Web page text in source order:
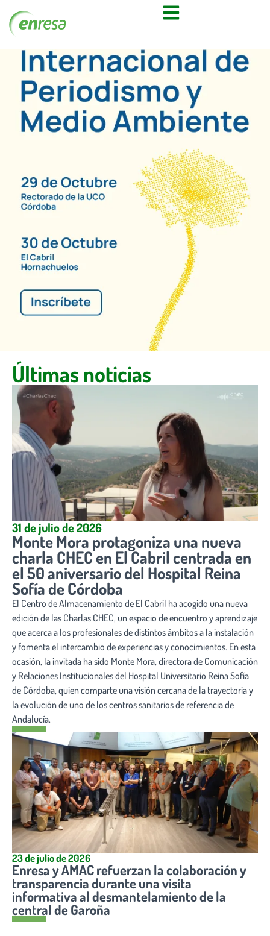
Últimas noticias
31 de julio de 2026
Monte Mora protagoniza una nueva
charla CHEC en El Cabril centrada en
el 50 aniversario del Hospital Reina
Sofía de Córdoba
El Centro de Almacenamiento de El Cabril ha acogido una nueva
edición de las Charlas CHEC, un espacio de encuentro y aprendizaje
que acerca a los profesionales de distintos ámbitos a la instalación
y fomenta el intercambio de experiencias y conocimientos. En esta
ocasión, la invitada ha sido Monte Mora, directora de Comunicación
y Relaciones Institucionales del Hospital Universitario Reina Sofía
de Córdoba, quien comparte una visión cercana de la trayectoria y
la evolución de uno de los centros sanitarios de referencia de
Andalucía.
23 de julio de 2026
Enresa y AMAC refuerzan la colaboración y
transparencia durante una visita
informativa al desmantelamiento de la
central de Garoña